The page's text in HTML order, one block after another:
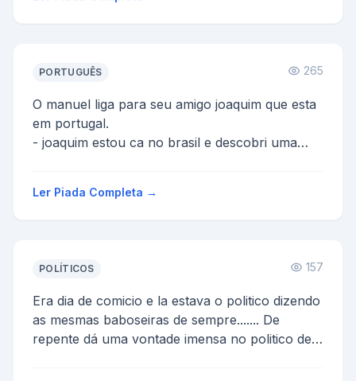
O cara repete o r...
PORTUGUÊS 265
O manuel liga para seu amigo joaquim que esta
em portugal.
- joaquim estou ca no brasil e descobri uma
Ler Piada Completa →
POLÍTICOS 157
Era dia de comicio e la estava o politico dizendo
as mesmas baboseiras de sempre....... De
repente dá uma vontade imensa no politico de